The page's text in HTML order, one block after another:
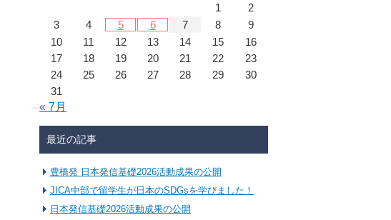
1
2
3
4 5 6 7 8
9
10
11 12 13 14 15
16
17
18 19 20 21 22
23
24
25 26 27 28 29
30
31
« 7月
最近の記事
豊橋発 日本発信基礎2026活動成果の公開
JICA中部で留学生が日本のSDGsを学びました！
日本発信基礎2026活動成果の公開